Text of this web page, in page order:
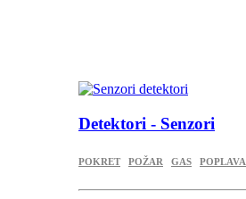
Detektori - Senzori
POKRET POŽAR GAS POPLAVA